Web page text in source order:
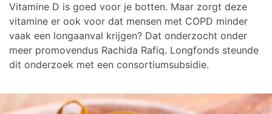
Vitamine D is goed voor je botten. Maar zorgt deze
vitamine er ook voor dat mensen met COPD minder
vaak een longaanval krijgen? Dat onderzocht onder
meer promovendus Rachida Rafiq. Longfonds steunde
dit onderzoek met een consortiumsubsidie.